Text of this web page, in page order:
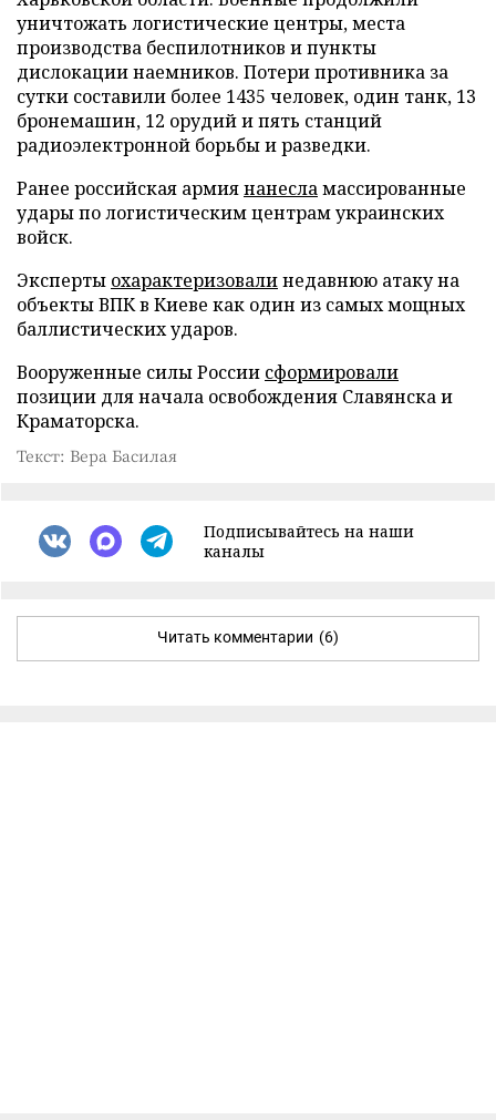
уничтожать логистические центры, места
производства беспилотников и пункты
дислокации наемников. Потери противника за
сутки составили более 1435 человек, один танк, 13
бронемашин, 12 орудий и пять станций
радиоэлектронной борьбы и разведки.
Ранее российская армиянанесламассированные
удары по логистическим центрам украинских
войск.
Эксперты охарактеризовалинедавнюю атаку на
объекты ВПК в Киеве как один из самых мощных
баллистических ударов.
Вооруженные силы России сформировали
позиции для начала освобождения Славянска и
Краматорска.
Текст: Вера Басилая
Подписывайтесь на наши
каналы
Читать комментарии (6)